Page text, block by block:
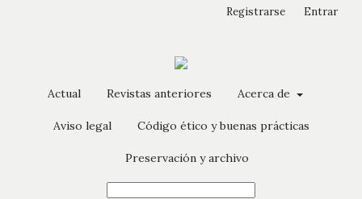
Actual Revistas anteriores Acerca de
Aviso legal Código ético y buenas prácticas
Preservación y archivo
Registrarse Entrar